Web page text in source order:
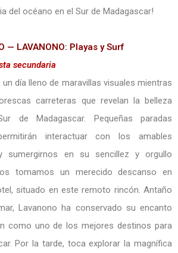
del océano en el Sur de Madagascar!
— LAVANONO: Playas y Surf
secundaria
día lleno de maravillas visuales mientras
carreteras que revelan la belleza
de Madagascar. Pequeñas paradas
interactuar con los amables
sumergirnos en su sencillez y orgullo
tomamos un merecido descanso en
situado en este remoto rincón. Antaño
Lavanono ha conservado su encanto
como uno de los mejores destinos para
Por la tarde, toca explorar la magnífica